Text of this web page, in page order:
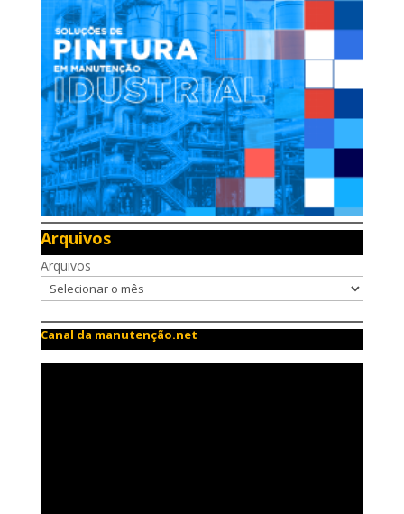
Arquivos
Arquivos
Canal da manutenção.net